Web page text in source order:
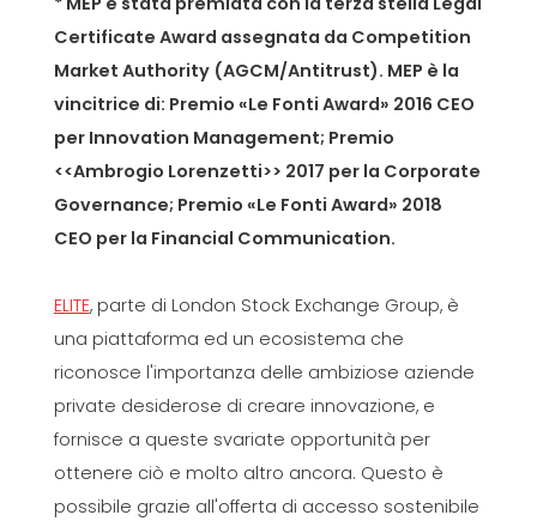
Certificate Award assegnata da Competition
Market Authority (AGCM/Antitrust). MEP è la
vincitrice di: Premio «Le Fonti Award» 2016 CEO
per Innovation Management; Premio
<<Ambrogio Lorenzetti>> 2017 per la Corporate
Governance; Premio «Le Fonti Award» 2018
CEO per la Financial Communication.
ELITE, parte di London Stock Exchange Group, è
una piattaforma ed un ecosistema che
riconosce l'importanza delle ambiziose aziende
private desiderose di creare innovazione, e
fornisce a queste svariate opportunità per
ottenere ciò e molto altro ancora. Questo è
possibile grazie all'offerta di accesso sostenibile